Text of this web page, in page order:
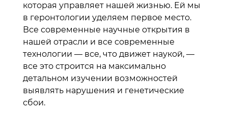
которая управляет нашей жизнью. Ей мы
в геронтологии уделяем первое место.
Все современные научные открытия в
нашей отрасли и все современные
технологии — все, что движет наукой, —
все это строится на максимально
детальном изучении возможностей
выявлять нарушения и генетические
сбои.